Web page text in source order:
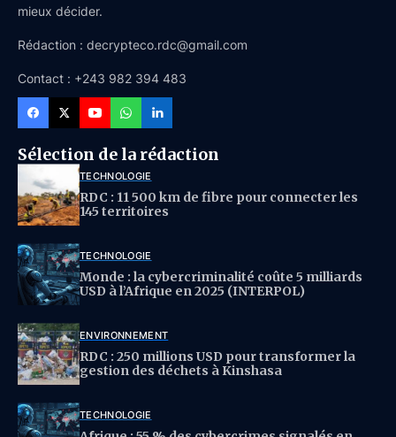
mieux décider.
Rédaction : decrypteco.rdc@gmail.com
Contact : +243 982 394 483
Sélection de la rédaction
TECHNOLOGIE
RDC : 11 500 km de fibre pour connecter les
145 territoires
TECHNOLOGIE
Monde : la cybercriminalité coûte 5 milliards
USD à l’Afrique en 2025 (INTERPOL)
ENVIRONNEMENT
RDC : 250 millions USD pour transformer la
gestion des déchets à Kinshasa
TECHNOLOGIE